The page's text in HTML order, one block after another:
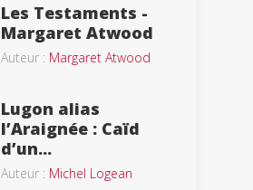
Les Testaments -
Margaret Atwood
Auteur : Margaret Atwood
Lugon alias
l’Araignée : Caïd
d’un...
Auteur : Michel Logean